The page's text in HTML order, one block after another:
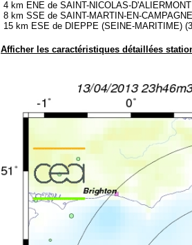
4 km ENE de SAINT-NICOLAS-
8 km SSE de SAINT-MARTIN-EN-
15 km ESE de DIEPPE (SEINE-MARITIME)
Afficher les caractéristiques détaillées